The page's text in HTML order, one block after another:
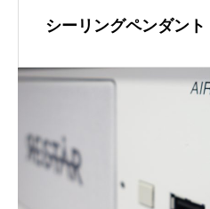
シーリングペンダント